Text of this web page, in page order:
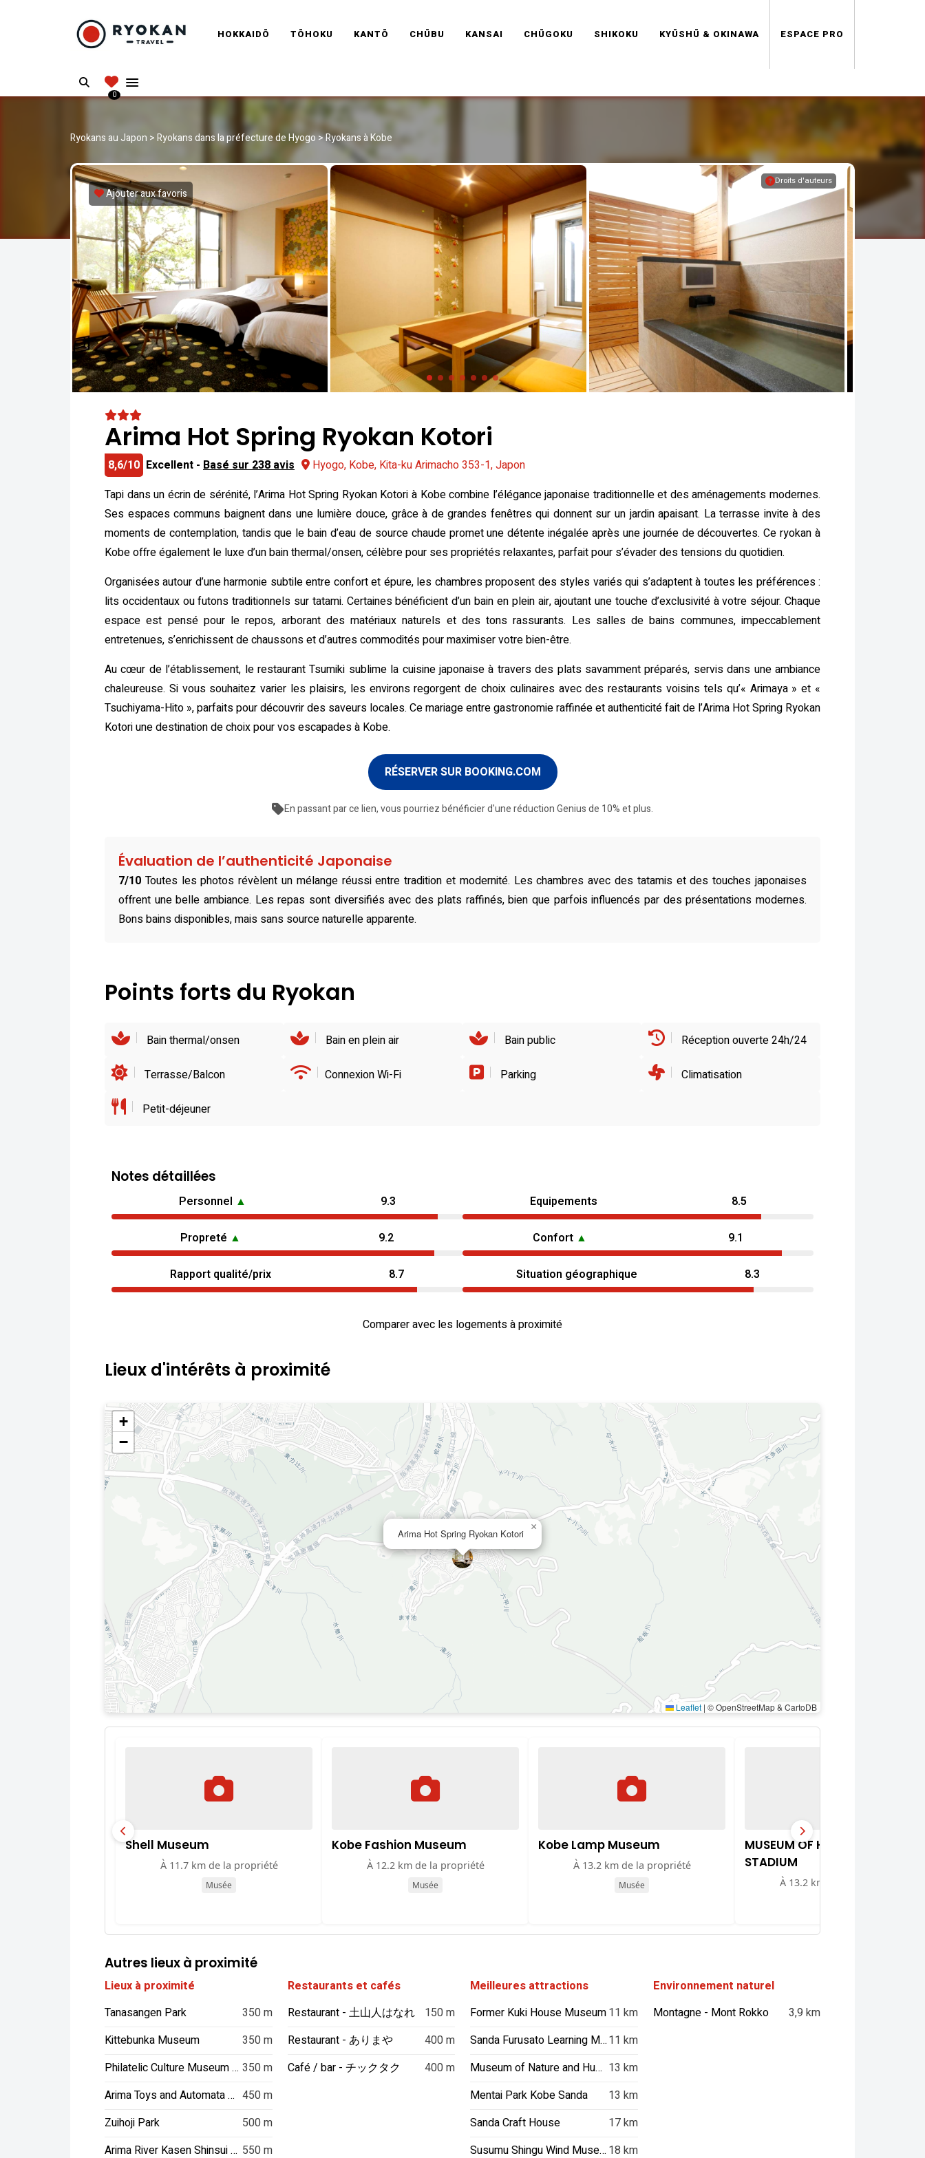
RYOKANTRAVEL FRANCE
HOKKAIDŌ TŌHOKU KANTŌ CHŪBU KANSAI CHŪGOKU SHIKOKU KYŪSHŪ & OKINAWA ESPACE PRO
Search
0
Ryokans au Japon >Ryokans dans la préfecture de Hyogo>Ryokans à Kobe
Droits d'auteurs
Ajouter aux favoris
Arima Hot Spring Ryokan Kotori
8,6/10 Excellent - Basé sur 238 avis
Hyogo, Kobe, Kita-ku Arimacho 353-1, Japon
Tapi dans un écrin de sérénité, l’Arima Hot Spring Ryokan Kotori à Kobe combine l’élégance japonaise traditionnelle et des aménagements modernes.
Ses espaces communs baignent dans une lumière douce, grâce à de grandes fenêtres qui donnent sur un jardin apaisant. La terrasse invite à des
moments de contemplation, tandis que le bain d’eau de source chaude promet une détente inégalée après une journée de découvertes. Ce ryokan à
Kobe offre également le luxe d’un bain thermal/onsen, célèbre pour ses propriétés relaxantes, parfait pour s’évader des tensions du quotidien.
Organisées autour d’une harmonie subtile entre confort et épure, les chambres proposent des styles variés qui s’adaptent à toutes les préférences :
lits occidentaux ou futons traditionnels sur tatami. Certaines bénéficient d’un bain en plein air, ajoutant une touche d’exclusivité à votre séjour. Chaque
espace est pensé pour le repos, arborant des matériaux naturels et des tons rassurants. Les salles de bains communes, impeccablement
entretenues, s’enrichissent de chaussons et d’autres commodités pour maximiser votre bien-être.
Au cœur de l’établissement, le restaurant Tsumiki sublime la cuisine japonaise à travers des plats savamment préparés, servis dans une ambiance
chaleureuse. Si vous souhaitez varier les plaisirs, les environs regorgent de choix culinaires avec des restaurants voisins tels qu’« Arimaya » et «
Tsuchiyama-Hito », parfaits pour découvrir des saveurs locales. Ce mariage entre gastronomie raffinée et authenticité fait de l’Arima Hot Spring Ryokan
Kotori une destination de choix pour vos escapades à Kobe.
RÉSERVER SUR BOOKING.COM
En passant par ce lien, vous pourriez bénéficier d'une réduction Genius de 10% et plus.
Évaluation de l’authenticité Japonaise
7/10 Toutes les photos révèlent un mélange réussi entre tradition et modernité. Les chambres avec des tatamis et des touches japonaises
offrent une belle ambiance. Les repas sont diversifiés avec des plats raffinés, bien que parfois influencés par des présentations modernes.
Bons bains disponibles, mais sans source naturelle apparente.
Points forts du Ryokan
Bain thermal/onsen Bain en plein air Bain public Réception ouverte 24h/24
Terrasse/Balcon Connexion Wi-Fi Parking Climatisation
Petit-déjeuner
Notes détaillées
Personnel ▲ 9.3 Equipements 8.5
Propreté ▲ 9.2 Confort ▲ 9.1
Rapport qualité/prix 8.7 Situation géographique 8.3
Comparer avec les logements à proximité
Lieux d'intérêts à proximité
Arima Hot Spring Ryokan Kotori
×
+
−
Leaflet | © OpenStreetMap & CartoDB
Shell Museum
À 11.7 km de la propriété
Musée
Kobe Fashion Museum
À 12.2 km de la propriété
Musée
Kobe Lamp Museum
À 13.2 km de la propriété
Musée
MUSEUM OF HANSHIN KOSHIEN
STADIUM
À 13.2 km de la propriété
Autres lieux à proximité
Lieux à proximité
Tanasangen Park
350 m
Kittebunka Museum
350 m
Philatelic Culture Museum Arima, Kobe 350 m
Arima Toys and Automata Museum 450 m
Zuihoji Park
500 m
Arima River Kasen Shinsui Park 550 m
Restaurants et cafés
Restaurant - 土山人はなれ
150 m
Restaurant - ありまや
400 m
Café / bar - チックタク
400 m
Meilleures attractions
Former Kuki House Museum11 km
Sanda Furusato Learning Museum11 km
Museum of Nature and Human Activities Hyogo 13 km
Mentai Park Kobe Sanda
13 km
Sanda Craft House
17 km
Susumu Shingu Wind Museum 18 km
Environnement naturel
Montagne - Mont Rokko
3,9 km